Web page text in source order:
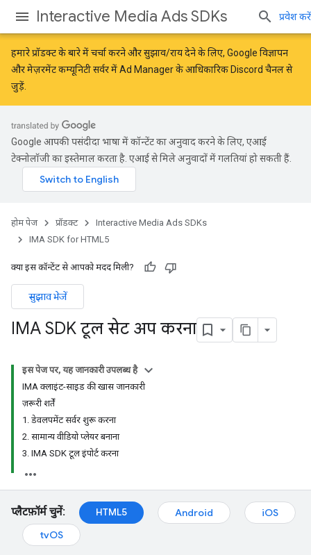
Interactive Media Ads SDKs प्रवेश करें
हमारे प्रॉडक्ट के बारे में चर्चा करने और सुझाव/राय देने के लिए, Google विज्ञापन
और मेज़रमेंट कम्यूनिटीसर्वर में Ad Manager के आधिकारिक Discord चैनल से
जुड़ें.
Google आपकी पसंदीदा भाषा में कॉन्टेंट का अनुवाद करने के लिए, एआई
टेक्नोलॉजी का इस्तेमाल करता है. एआई से मिले अनुवादों में गलतियां हो सकती हैं.
होम पेज प्रॉडक्ट
Interactive Media Ads SDKs
IMA SDK for HTML5
क्या इस कॉन्टेंट से आपको मदद मिली?
सुझाव भेजें
IMA SDK टूल सेट अप करना
इस पेज पर, यह जानकारी उपलब्ध है
IMA क्लाइंट-साइड की खास जानकारी
ज़रूरी शर्तें
1. डेवलपमेंट सर्वर शुरू करना
2. सामान्य वीडियो प्लेयर बनाना
3. IMA SDK टूल इंपोर्ट करना
प्लैटफ़ॉर्म चुनें: HTML5 Android
iOS
tvOS